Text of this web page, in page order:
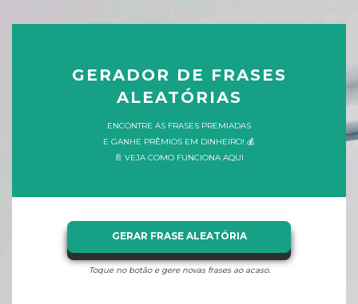
GERADOR DE FRASES
ALEATÓRIAS
ENCONTRE AS FRASES PREMIADAS
E GANHE PRÊMIOS EM DINHEIRO! 💰
📄 VEJA COMO FUNCIONA AQUI
GERAR FRASE ALEATÓRIA
Toque no botão e gere novas frases ao acaso.